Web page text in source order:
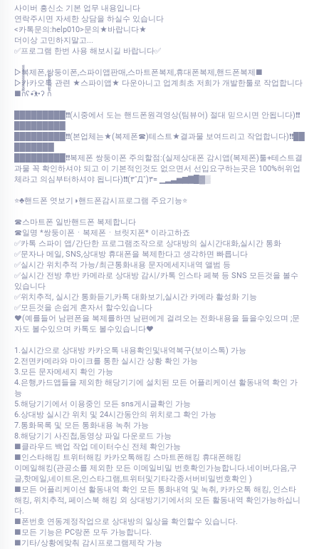
사이버 흥신소 기본 업무 내용입니다
연락주시면 자세한 상담을 하실수 있습니다
<카톡문의:help010>문의★바랍니다★
더이상 고민하지말고...
✅프로그램 한번 사용 해보시길 바랍니다✅
▷복제폰,쌍둥이폰,스파이앱판매,스마트폰복제,휴대폰복제,핸드폰복제■
▷카카오톡 관련 ★스파이앱★ 다운아니고 업계최초 저희가 개발한툴로 작업합니다
■ก็็็็็็็็็็็็็ʕ•͡ᴥ•ʔ ก้้้้้้้้้้้
█████████❗❗(시중에서 도는 핸드폰원격영상(팀뷰어) 절대 믿으시면 안됩니다)❗❗
█████████❗❗(본업체는★(복제폰☎)테스트★결과물 보여드리고 작업합니다)❗❗██
█████████❗❗복제폰 쌍둥이폰 주의할점:(실제상대폰 감시앱(복제폰)툴+테스트결
과물 꼭 확인하셔야 되고 이 기본적인것도 없으면서 선입요구하는곳은 100%허위업
체라고 의심부터하셔야 됩니다)❗❗(۳˚Д˚)۳= ▁▂▃▅▆▇█▓▒
⭐♣핸드폰 엿보기◑핸드폰감시프로그램 주요기능⭐
☎스마트폰 일반핸드폰 복제합니다
☎일명 *쌍둥이폰ㆍ복제폰ㆍ브릿지폰* 이라고하죠
✅카톡 스파이 앱/간단한 프로그램조작으로 상대방의 실시간대화,실시간 통화
✅문자나 메일, SNS,상대방 휴대폰을 복제한다고 생각하면 빠릅니다
✅실시간 위치추적 가능/최근통화내용 문자메세지내역 앨범 등
✅실시간 전방 후반 카메라로 상대방 감시/카톡 인스타 페북 등 SNS 모든것을 볼수
있습니다
✅위치추적, 실시간 통화듣기,카톡 대화보기,실시간 카메라 활성화 기능
✅모든것을 손쉽게 혼자서 할수있습니다
♥(예를들어 남편폰을 복제를하면 남편에게 걸려오는 전화내용을 들을수있으며 ;문
자도 볼수있으며 카톡도 볼수있습니다♥
1.실시간으로 상대방 카카오톡 내용확인및내역복구(보이스톡) 가능
2.전면카메라와 마이크를 통한 실시간 상황 확인 가능
3.모든 문자메세지 확인 가능
4.은행,카드앱들을 제외한 해당기기에 설치된 모든 어플리케이션 활동내역 확인 가
능
5.해당기기에서 이용중인 모든 sns게시글확인 가능
6.상대방 실시간 위치 및 24시간동안의 위치로그 확인 가능
7.통화목록 및 모든 통화내용 녹취 가능
8.해당기기 사진첩,동영상 파일 다운로드 가능
■클라우드 백업 작업 데이터수신 전체 확인가능
■인스타해킹 트위터해킹 카카오톡해킹 스마트폰해킹 휴대폰해킹
이메일해킹(관공소를 제외한 모든 이메일비밀 번호확인가능합니다.네이버,다음,구
글,핫메일,네이트온,인스타그램,트위터및기타각종서버비밀번호확인 )
■모든 어플리케이션 활동내역 확인 모든 통화내역 및 녹취, 카카오톡 해킹, 인스타
해킹, 위치추적, 페이스북 해킹 외 상대방기기에서의 모든 활동내역 확인가능하십니
다.
■폰번호 연동계정작업으로 상대방의 일상을 확인할수 있습니다.
■모든 기능은 PC랑폰 모두 가능합니다.
■기타/상황에맞춰 감시프로그램제작 가능